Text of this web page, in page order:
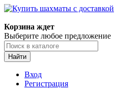
Корзина ждет
Выберите любое предложение
Найти
Вход
Регистрация